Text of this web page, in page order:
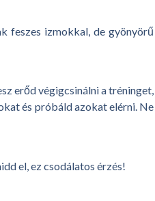
feszes izmokkal, de gyönyörű
erőd végigcsinálni a tréninget,
és próbáld azokat elérni. Ne
el, ez csodálatos érzés!